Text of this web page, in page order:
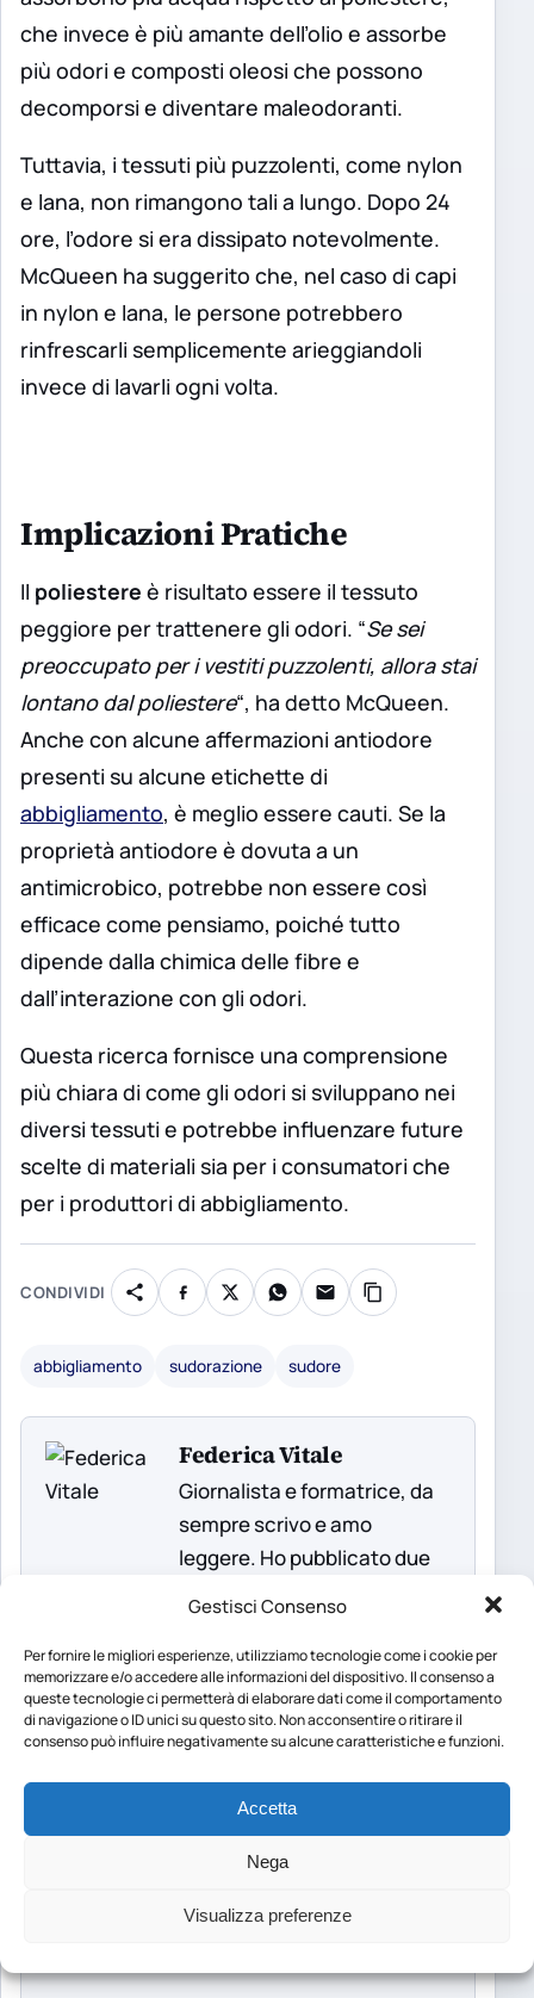
Gestisci Consenso
Per fornire le migliori esperienze, utilizziamo tecnologie come i cookie per
memorizzare e/o accedere alle informazioni del dispositivo. Il consenso a
queste tecnologie ci permetterà di elaborare dati come il comportamento
di navigazione o ID unici su questo sito. Non acconsentire o ritirare il
consenso può influire negativamente su alcune caratteristiche e funzioni.
Accetta
Nega
Visualizza preferenze
che invece è più amante dell’olio e assorbe
più odori e composti oleosi che possono
decomporsi e diventare maleodoranti.
Tuttavia, i tessuti più puzzolenti, come nylon
e lana, non rimangono tali a lungo. Dopo 24
ore, l’odore si era dissipato notevolmente.
McQueen ha suggerito che, nel caso di capi
in nylon e lana, le persone potrebbero
rinfrescarli semplicemente arieggiandoli
invece di lavarli ogni volta.
Implicazioni Pratiche
Il poliestere è risultato essere il tessuto
peggiore per trattenere gli odori. “Se sei
preoccupato per i vestiti puzzolenti, allora stai
lontano dal poliestere“, ha detto McQueen.
Anche con alcune affermazioni antiodore
presenti su alcune etichette di
abbigliamento, è meglio essere cauti. Se la
proprietà antiodore è dovuta a un
antimicrobico, potrebbe non essere così
efficace come pensiamo, poiché tutto
dipende dalla chimica delle fibre e
dall’interazione con gli odori.
Questa ricerca fornisce una comprensione
più chiara di come gli odori si sviluppano nei
diversi tessuti e potrebbe influenzare future
scelte di materiali sia per i consumatori che
per i produttori di abbigliamento.
CONDIVIDI
abbigliamento sudorazione sudore
Federica Vitale
Giornalista e formatrice, da
sempre scrivo e amo
leggere. Ho pubblicato due
interessi ma la mia anima:
L'universo africano di Karen
Blixen e Psicologia dei social
Network. Con quest'ultimo,
ho dato ampio spazio al
in cui tutti noi oggi siamo
raccontare scrivete a